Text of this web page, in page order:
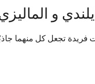
و
فريدة تجعل كل منهما